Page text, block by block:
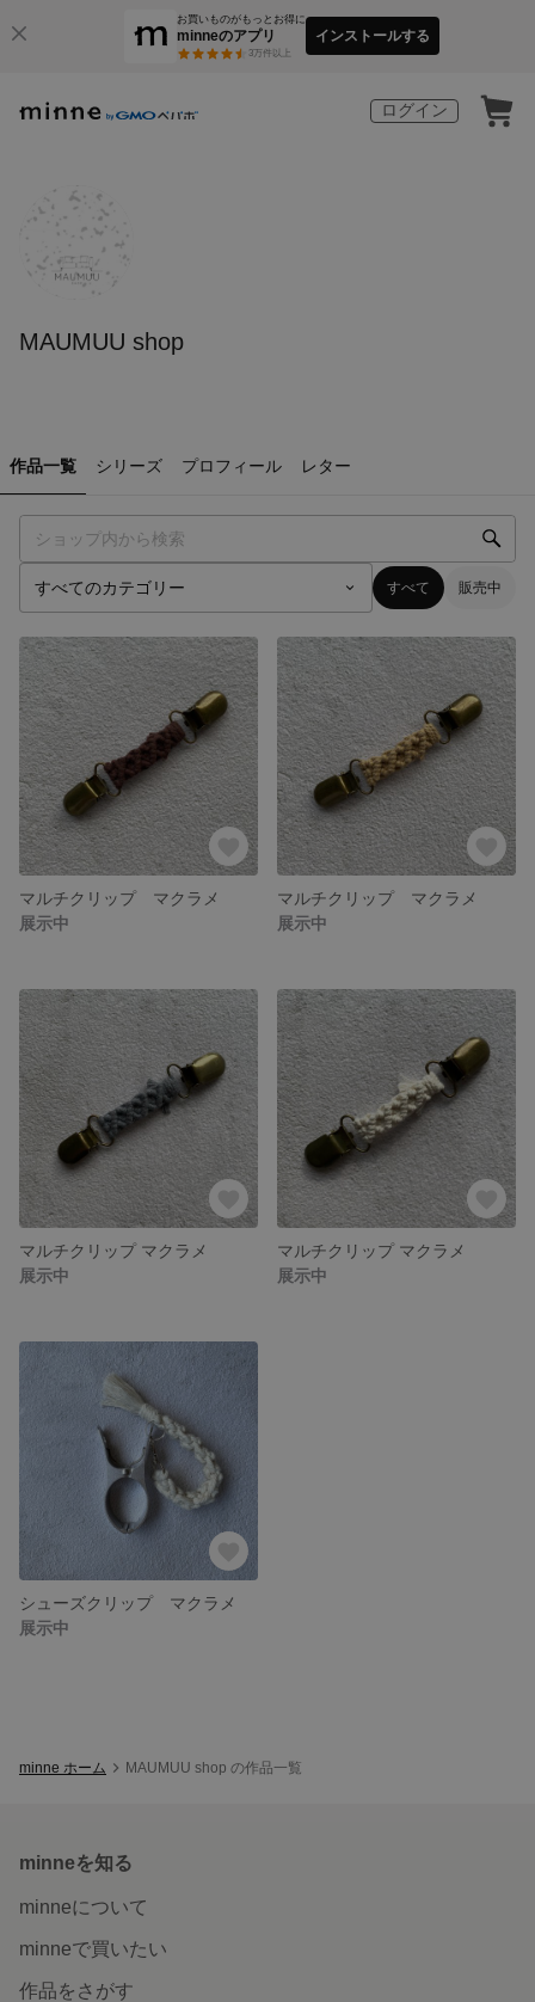
お買いものがもっとお得に
minneのアプリ
3万件以上
インストールする
ログイン
MAUMUU shop
作品一覧 シリーズ プロフィール レター
すべて 販売中
マルチクリップ マクラメ
展示中
マルチクリップ マクラメ
展示中
マルチクリップ マクラメ
展示中
マルチクリップ マクラメ
展示中
シューズクリップ マクラメ
展示中
minne ホーム MAUMUU shop の作品一覧
minneを知る
minneについて
minneで買いたい
作品をさがす